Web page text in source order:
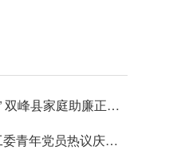
“正家 方能致远” 双峰县家庭助廉正清风
娄底市直机关工委青年党员热议庆祝中国共产党成立105周年大会